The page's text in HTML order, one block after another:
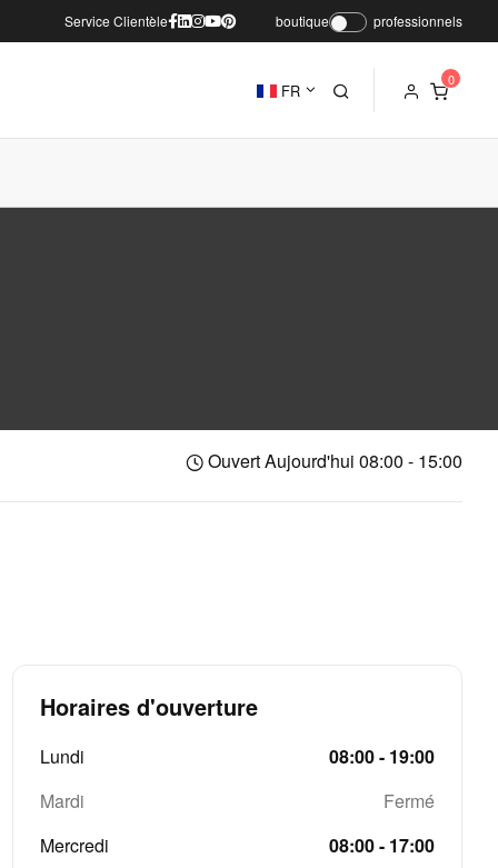
Service Clientèle boutique professionnels
FR
Ouvert Aujourd'hui 08:00 - 15:00
Horaires d'ouverture
Lundi
08:00 - 19:00
Mardi
Fermé
Mercredi
08:00 - 17:00